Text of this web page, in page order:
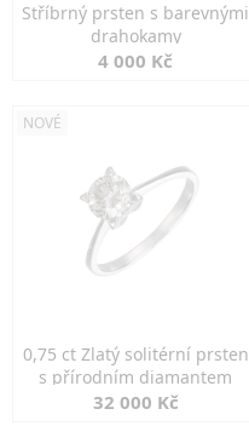
Stříbrný prsten s barevnými
drahokamy
4 000 Kč
NOVÉ
0,75 ct Zlatý solitérní prsten
s přírodním diamantem
32 000 Kč